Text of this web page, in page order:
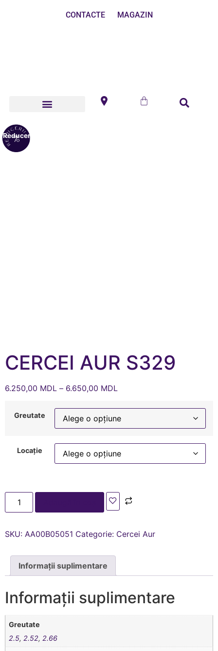
CONTACTE MAGAZIN
Reduceri!
CERCEI AUR S329
6.250,00 MDL – 6.650,00 MDL
Greutate
Locație
SKU: AA00В05051 Categorie: Cercei Aur
Informații suplimentare
Informații suplimentare
Greutate
2.5, 2.52, 2.66